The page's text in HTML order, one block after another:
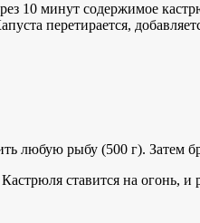
10 минут содержимое
перетирается,
любую рыбу (500 г).
ставится на огонь, и